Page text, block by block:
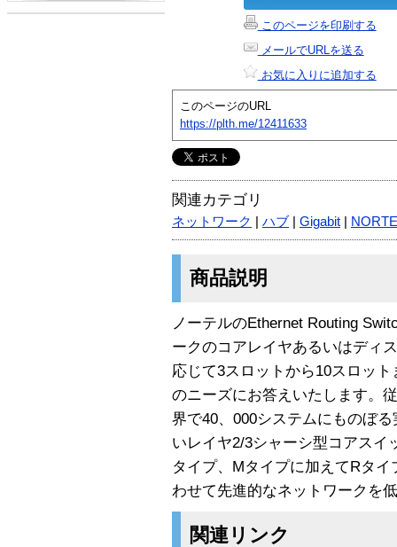
このページを印刷する
メールでURLを送る
お気に入りに追加する
このページのURL
https://plth.me/12411633
関連カテゴリ
ネットワーク ハブ Gigabit
商品説明
ノーテルのEthernet Routing
ークのコアレイヤあるいはディ
応じて3スロットから10スロッ
のニーズにお答えいたします。
界で40、000システムにものぼ
いレイヤ2/3シャーシ型コアスイ
タイプ、Mタイプに加えてRタ
わせて先進的なネットワークを
関連リンク